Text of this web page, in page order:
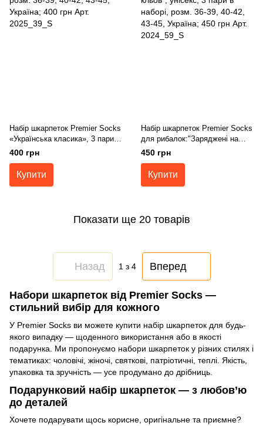
Набір шкарпеток Premier Socks
«Українська класика», 3 пари в
наборі, розм. 36-39, 40-42, 43-
400 грн
Купити
Набір шкарпеток Premier Socks
для рибалок:"Заряджені на
кльов", унісекс, 3 пари в
наборі, розм. 36-39, 40-42, 43-
45
450 грн
Купити
Показати ще 20 товарів
Назад 1з 4 Вперед
Набори шкарпеток від Premier Socks —
стильний вибір для кожного
У Premier Socks ви можете купити набір шкарпеток для будь-
якого випадку — щоденного використання або в якості
подарунка. Ми пропонуємо набори шкарпеток у різних стилях і
тематиках: чоловічі, жіночі, святкові, патріотичні, теплі. Якість,
упаковка та зручність — усе продумано до дрібниць.
Подарунковий набір шкарпеток — з любов’ю
до деталей
Хочете подарувати щось корисне, оригінальне та приємне?